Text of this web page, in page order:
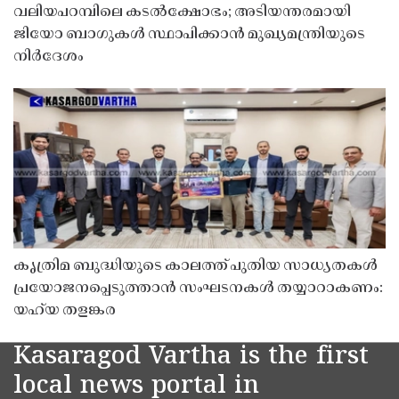
വലിയപറമ്പിലെ കടൽക്ഷോഭം; അടിയന്തരമായി
ജിയോ ബാഗുകൾ സ്ഥാപിക്കാൻ മുഖ്യമന്ത്രിയുടെ
നിർദേശം
കൃത്രിമ ബുദ്ധിയുടെ കാലത്ത് പുതിയ സാധ്യതകൾ
പ്രയോജനപ്പെടുത്താൻ സംഘടനകൾ തയ്യാറാകണം:
യഹ്‌യ തളങ്കര
Kasaragod Vartha is the first
local news portal in